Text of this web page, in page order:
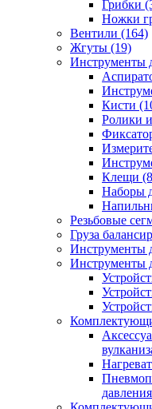
Грибки
Ножки
Вентили (164)
Жгуты (19)
Инструменты
Кисти
Ролики
Клещи
Наборы
Резьбовые
Груза
Инструменты
Инструменты
давления